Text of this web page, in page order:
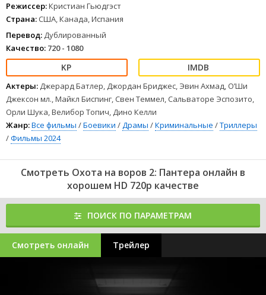
Режиссер:Кристиан Гьюдгэст
Страна: США, Канада, Испания
Перевод: Дублированный
Качество: 720 - 1080
Актеры: Джерард Батлер, Джордан Бриджес, Эвин Ахмад, О’Ши
Джексон мл., Майкл Биспинг, Свен Теммел, Сальваторе Эспозито,
Орли Шука, Велибор Топич, Дино Келли
Жанр:Все фильмы /Боевики /Драмы /Криминальные /Триллеры
/Фильмы 2024
Смотреть Охота на воров 2: Пантера онлайн в
хорошем HD 720p качестве
ПОИСК ПО ПАРАМЕТРАМ
Смотреть онлайн Трейлер